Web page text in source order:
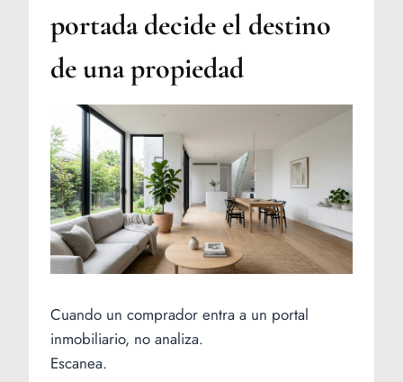
portada decide el destino
de una propiedad
Cuando un comprador entra a un portal
inmobiliario, no analiza.
Escanea.